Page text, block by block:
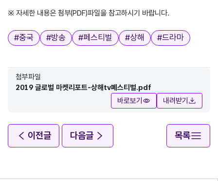
※ 자세한 내용은 첨부(PDF)파일을 참고하시기 바랍니다.
태그
#중국 #방송 #페스티벌 #상해 #드라마
첨부파일
2019 글로벌 마켓리포트-상해tv페스티벌.pdf
바로보기
내려받기
이전글 다음글 목록